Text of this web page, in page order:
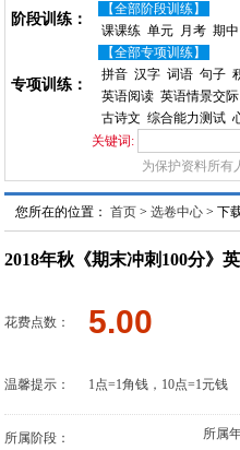
阶段训练：
【全部阶段训练】
课课练 单元 月考 期中
专项训练：
【全部专项训练】
拼音 汉字 词语 句子
英语阅读 英语情景交际
古诗文 综合能力测试
关键词:
为保护资料所有
您所在的位置： 首页 > 选卷中心 > 下
2018年秋《期末冲刺100分》
花费点数： 5.00
温馨提示： 1点=1角钱，10点=1元钱
所属阶段： 所属